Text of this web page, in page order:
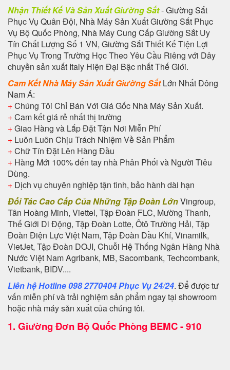
Nhận Thiết Kế Và Sản Xuất Giường Sắt- Giường Sắt
Phục Vụ Quân Đội, Nhà Máy Sản Xuất Giường Sắt Phục
Vụ Bộ Quốc Phòng, Nhà Máy Cung Cấp Giường Sắt Uy
Tín Chất Lượng Số 1 VN, Giường Sắt Thiết Kế Tiện Lợi
Phục Vụ Trong Trường Học Theo Yêu Cầu Riêng với Dây
chuyền sản xuất Italy Hiện Đại Bậc nhất Thế Giới.
Cam Kết Nhà Máy Sản Xuất Giường SắtLớn Nhất Đông
Nam Á:
+Chúng Tôi Chỉ Bán Với Giá Gốc Nhà Máy Sản Xuất.
+Cam kết giá rẻ nhất thị trường
+Giao Hàng và Lắp Đặt Tận Nơi Miễn Phí
+ Luôn Luôn Chịu Trách Nhiệm Về Sản Phẩm
+Chữ Tín Đặt Lên Hàng Đầu
+ Hàng Mới 100% đến tay nhà Phân Phối và Người Tiêu
Dùng.
+ Dịch vụ chuyên nghiệp tận tình, bảo hành dài hạn
Đối Tác Cao Cấp Của Những Tập Đoàn LớnVingroup,
Tân Hoàng Minh, Viettel, Tập Đoàn FLC, Mường Thanh,
Thế Giới Di Động, Tập Đoàn Lotte, Ôtô Trường Hải, Tập
Đoàn Điện Lực Việt Nam, Tập Đoàn Dầu Khí, Vinamilk,
VietJet, Tập Đoàn DOJI, Chuỗi Hệ Thống Ngân Hàng Nhà
Nước Việt Nam Agribank, MB, Sacombank, Techcombank,
Vietbank, BIDV....
Liên hệ Hotline 098 2770404 Phục Vụ 24/24. Để được tư
vấn miễn phí và trải nghiệm sản phẩm ngay tại showroom
hoặc nhà máy sản xuất của chúng tôi.
1. Giường Đơn Bộ Quốc Phòng BEMC - 910